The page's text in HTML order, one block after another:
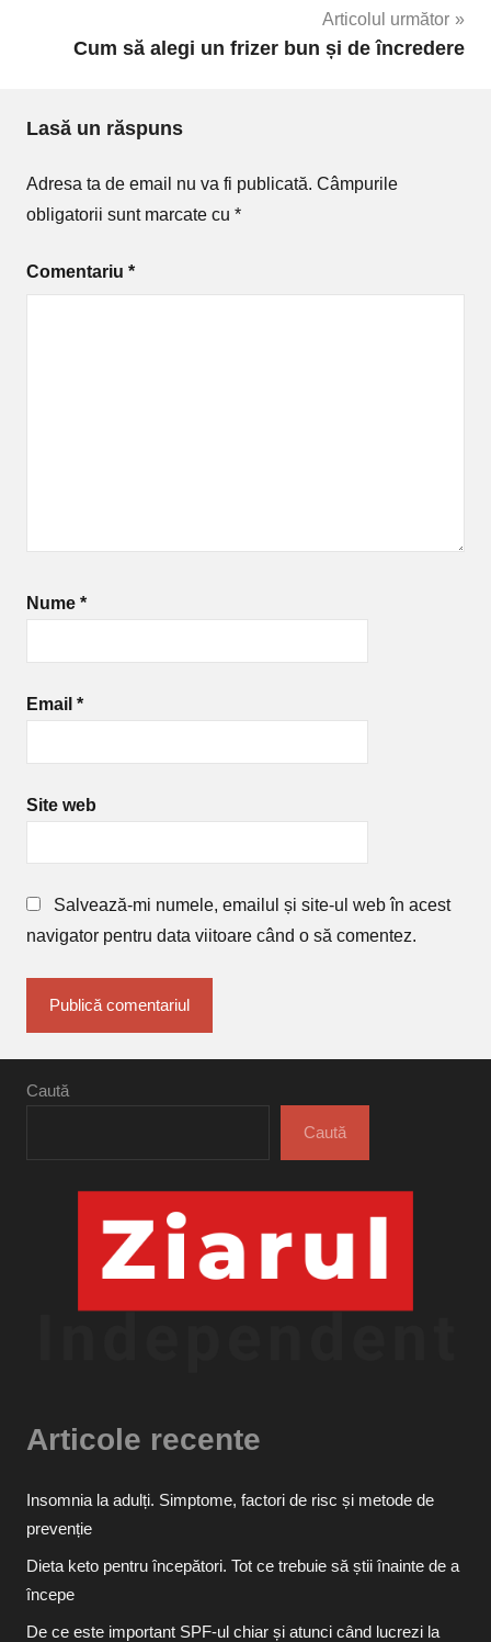
Articolul următor
Cum să alegi un frizer bun și de încredere
Lasă un răspuns
Adresa ta de email nu va fi publicată. Câmpurile
obligatorii sunt marcate cu *
Comentariu *
Nume *
Email *
Site web
Salvează-mi numele, emailul și site-ul web în acest
navigator pentru data viitoare când o să comentez.
Caută
Caută
Articole recente
Insomnia la adulți. Simptome, factori de risc și metode de
prevenție
Dieta keto pentru începători. Tot ce trebuie să știi înainte de a
începe
De ce este important SPF-ul chiar și atunci când lucrezi la